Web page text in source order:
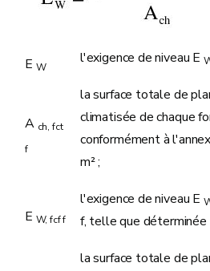
E W
l'exigence de niveau E
A ch, fct
f
la surface totale de
climatisée de chaque
conformément à
m² ;
E W, fcf f
l'exigence de niveau E
f, telle que déterminée
la surface totale de